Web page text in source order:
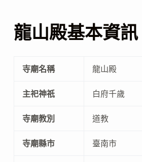
龍山殿基本資訊
寺廟名稱 龍山殿
主祀神祇 白府千歲
寺廟教別 道教
寺廟縣市 臺南市